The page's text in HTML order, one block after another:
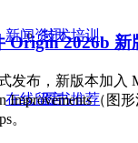
技术培训
图书推荐
新闻资讯
在线留言
Origin 2026b 新
发布，新版本加入
Improvements（图
。